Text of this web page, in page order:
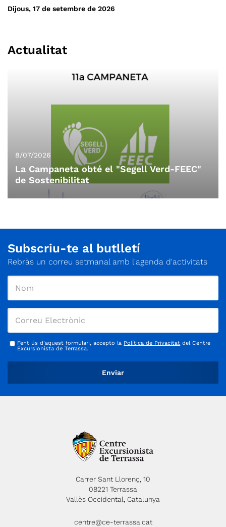
temporada. Esteu tots/es convidats/convidades. Els
Dijous, 17 de setembre de 2026
Actualitat
8/07/2026
La Campaneta obté el "Segell Verd-FEEC"
de Sostenibilitat
Subscriu-te al butlletí
Rebràs un correu setmanal amb l'agenda d'activitats
Fent ús d'aquest formulari, accepto la Política de Privacitat del Centre
Excursionista de Terrassa.
Carrer Sant Llorenç, 10
08221 Terrassa
Vallès Occidental, Catalunya
centre@ce-terrassa.cat